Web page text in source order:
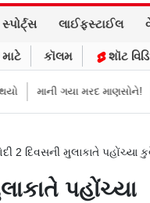
સ્પોર્ટ્સ લાઈફસ્ટાઈલ
કૉલમ શૉટ
ગયા મરદ માણસોને!
2 દિવસની મુલાકાતે પહોંચ્યા
પહોંચ્યા